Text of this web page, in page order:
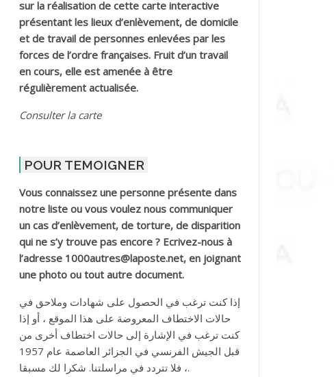
sur la réalisation de cette carte interactive
présentant les lieux d’enlèvement, de domicile
et de travail de personnes enlevées par les
forces de l’ordre françaises. Fruit d’un travail
en cours, elle est amenée à être
régulièrement actualisée.
Consulter la carte
POUR TEMOIGNER
Vous connaissez une personne présente dans
notre liste ou vous voulez nous communiquer
un cas d’enlèvement, de torture, de disparition
qui ne s’y trouve pas encore ? Ecrivez-nous à
l’adresse 1000autres@laposte.net, en joignant
une photo ou tout autre document.
إذا كنت ترغب في الحصول على شهادات وملاحق في
حالات الاختطاف المعروضة على هذا الموقع ، أو إذا
كنت ترغب في الإشارة إلى حالات اختطاف أخرى من
قبل الجيش الفرنسي في الجزائر العاصمة عام 1957
، فلا تتردد في مراسلتنا. شكرا لك مسبقا.